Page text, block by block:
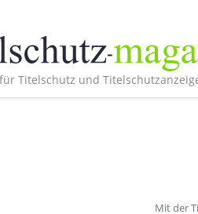
Titelschutz und
Mit der